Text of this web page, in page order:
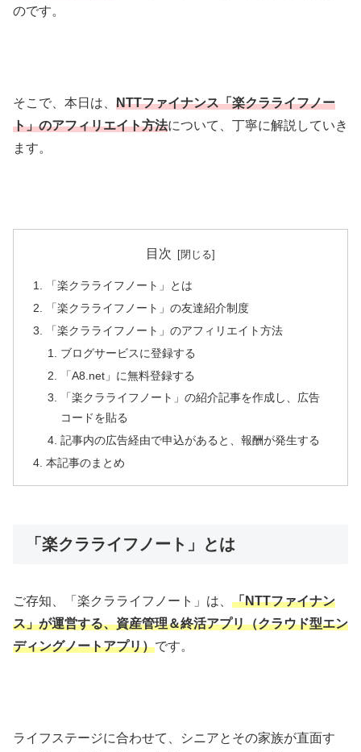
のです。
そこで、本日は、 NTTファイナンス「楽クラライフノー
ト」のアフィリエイト方法について、丁寧に解説していき
ます。
目次
「楽クラライフノート」とは
「楽クラライフノート」の友達紹介制度
「楽クラライフノート」のアフィリエイト方法
ブログサービスに登録する
「A8.net」に無料登録する
「楽クラライフノート」の紹介記事を作成し、広告
コードを貼る
記事内の広告経由で申込があると、報酬が発生する
本記事のまとめ
「楽クラライフノート」とは
ご存知、「楽クラライフノート」は、 「NTTファイナン
ス」が運営する、資産管理＆終活アプリ（クラウド型エン
ディングノートアプリ）です。
ライフステージに合わせて、シニアとその家族が直面す